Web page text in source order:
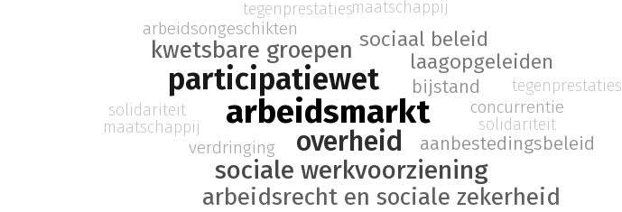
arbeidsmarkt
participatiewet
overheid
sociale werkvoorziening
kwetsbare groepen
arbeidsrecht en sociale zekerheid
sociaal beleid
laagopgeleiden
bijstand
aanbestedingsbeleid
verdringing
arbeidsongeschikten
concurrentie
maatschappij
tegenprestaties
solidariteit
maatschappij
tegenprestaties
solidariteit